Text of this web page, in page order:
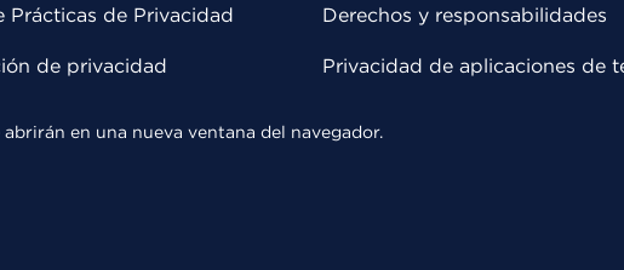
Prácticas de Privacidad
de privacidad
Derechos y responsabilidades
Privacidad de aplicaciones de
en una nueva ventana del navegador.